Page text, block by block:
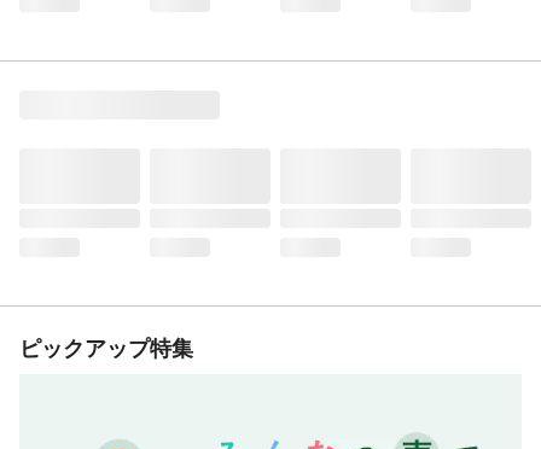
ピックアップ特集